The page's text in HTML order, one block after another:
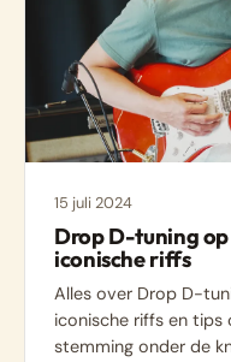
15 juli 2024
Drop D-tuning
iconische riffs
Alles over Drop D-
iconische riffs en tips
stemming onder de